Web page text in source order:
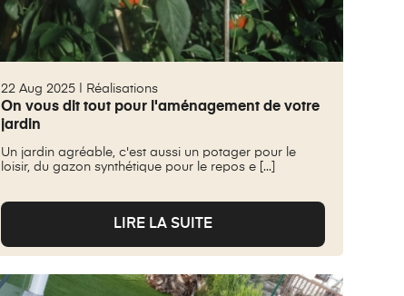
22 Aug 2025 | Réalisations
On vous dit tout pour l'aménagement de votre
jardin
Un jardin agréable, c'est aussi un potager pour le
loisir, du gazon synthétique pour le repos e [...]
LIRE LA SUITE